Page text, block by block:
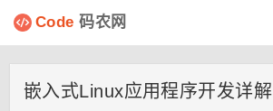
Code 码农网
嵌入式Linux应用程序开发详解